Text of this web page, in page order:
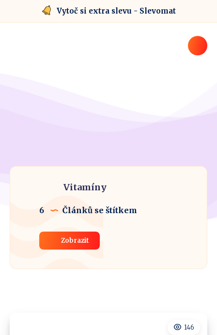
Vytoč si extra slevu - Slevomat
Vitamíny
6 Článků se štítkem
Zobrazit
146